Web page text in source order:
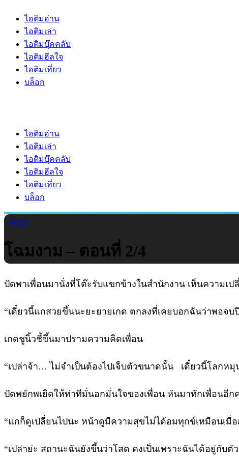
ไอติมอ่าน
ไอติมเล่า
ไอติมบุ๊คคลับ
ไอติมฮีลใจ
ไอติมเที่ยว
บล็อก
ไอติมอ่าน
ไอติมเล่า
ไอติมบุ๊คคลับ
ไอติมฮีลใจ
ไอติมเที่ยว
บล็อก
นิยาย
โฉมงาม – ตอนที่ 2/4
ปัดพาเพื่อนมานั่งที่โต๊ะรับแขกข้างในสำนักงาน เห็นความเ
“เดี๋ยวนี้แกสวยขึ้นนะยะยายเกด ตกลงที่เคยบอกฉันว่าพอจ
เกดชูนิ้วชี้ขึ้นมาปรามความคิดเพื่อน
“เปล่าจ้า… ไม่จำเป็นต้องไปเจ็บตัวขนาดนั้น เดี๋ยวนี้โลกหมุ
ปัดพยักพเยิดให้ท่าทีมั่นอกมั่นใจของเพื่อน หันมาทักเพื่อนอีก
“แกก็ดูเปลี่ยนไปนะ หน้าดูมีความสุขไม่ได้อมทุกข์เหมือนเมื่
“เปล่าย่ะ สถานะฉันยังขึ้นว่าโสด คงเป็นเพราะฉันได้อยู่กับ